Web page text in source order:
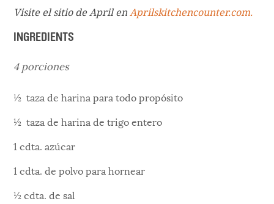
Visite el sitio de April enAprilskitchencounter.com.
INGREDIENTS
4 porciones
½ taza de harina para todo propósito
½ taza de harina de trigo entero
1 cdta. azúcar
1 cdta. de polvo para hornear
½ cdta. de sal